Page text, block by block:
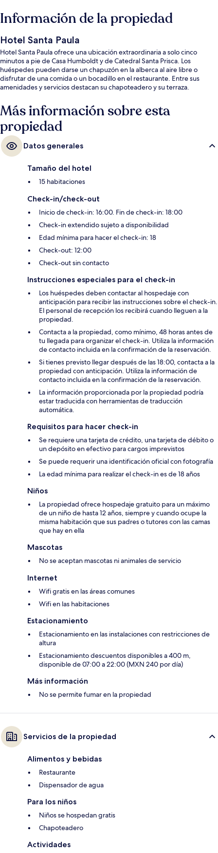
Información de la propiedad
Hotel Santa Paula
Hotel Santa Paula ofrece una ubicación extraordinaria a solo cinco
minutos a pie de Casa Humboldt y de Catedral Santa Prisca. Los
huéspedes pueden darse un chapuzón en la alberca al aire libre o
disfrutar de una comida o un bocadillo en el restaurante. Entre sus
amenidades y servicios destacan su chapoteadero y su terraza.
Más información sobre esta
propiedad
Datos generales
Tamaño del hotel
15 habitaciones
Check-in/check-out
Inicio de check-in: 16:00. Fin de check-in: 18:00
Check-in extendido sujeto a disponibilidad
Edad mínima para hacer el check-in: 18
Check-out: 12:00
Check-out sin contacto
Instrucciones especiales para el check-in
Los huéspedes deben contactar al hospedaje con
anticipación para recibir las instrucciones sobre el check-in.
El personal de recepción los recibirá cuando lleguen a la
propiedad.
Contacta a la propiedad, como mínimo, 48 horas antes de
tu llegada para organizar el check-in. Utiliza la información
de contacto incluida en la confirmación de la reservación.
Si tienes previsto llegar después de las 18:00, contacta a la
propiedad con anticipación. Utiliza la información de
contacto incluida en la confirmación de la reservación.
La información proporcionada por la propiedad podría
estar traducida con herramientas de traducción
automática.
Requisitos para hacer check-in
Se requiere una tarjeta de crédito, una tarjeta de débito o
un depósito en efectivo para cargos imprevistos
Se puede requerir una identificación oficial con fotografía
La edad mínima para realizar el check-in es de 18 años
Niños
La propiedad ofrece hospedaje gratuito para un máximo
de un niño de hasta 12 años, siempre y cuando ocupe la
misma habitación que sus padres o tutores con las camas
que hay en ella
Mascotas
No se aceptan mascotas ni animales de servicio
Internet
Wifi gratis en las áreas comunes
Wifi en las habitaciones
Estacionamiento
Estacionamiento en las instalaciones con restricciones de
altura
Estacionamiento descuentos disponibles a 400 m,
disponible de 07:00 a 22:00 (MXN 240 por día)
Más información
No se permite fumar en la propiedad
Servicios de la propiedad
Alimentos y bebidas
Restaurante
Dispensador de agua
Para los niños
Niños se hospedan gratis
Chapoteadero
Actividades